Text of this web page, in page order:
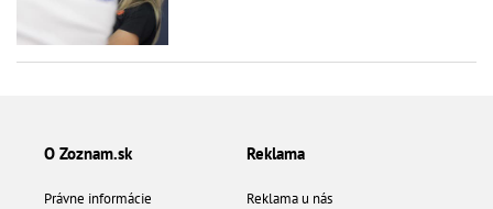
O Zoznam.sk
Právne informácie
Reklama
Reklama u nás